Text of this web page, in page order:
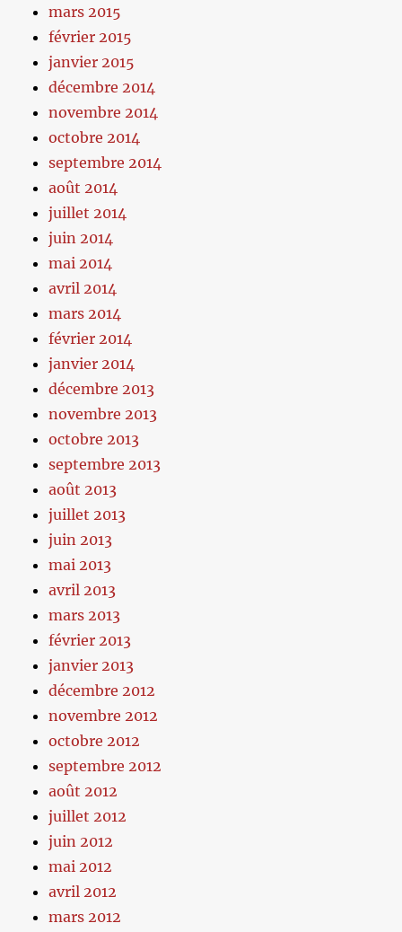
mars 2015
février 2015
janvier 2015
décembre 2014
novembre 2014
octobre 2014
septembre 2014
août 2014
juillet 2014
juin 2014
mai 2014
avril 2014
mars 2014
février 2014
janvier 2014
décembre 2013
novembre 2013
octobre 2013
septembre 2013
août 2013
juillet 2013
juin 2013
mai 2013
avril 2013
mars 2013
février 2013
janvier 2013
décembre 2012
novembre 2012
octobre 2012
septembre 2012
août 2012
juillet 2012
juin 2012
mai 2012
avril 2012
mars 2012